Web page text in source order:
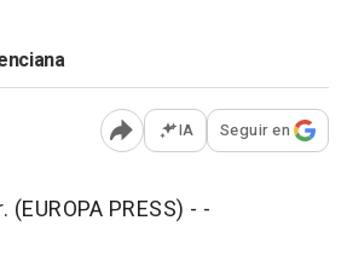
Abrir opciones para
IA Seguir en
PRESS) - -